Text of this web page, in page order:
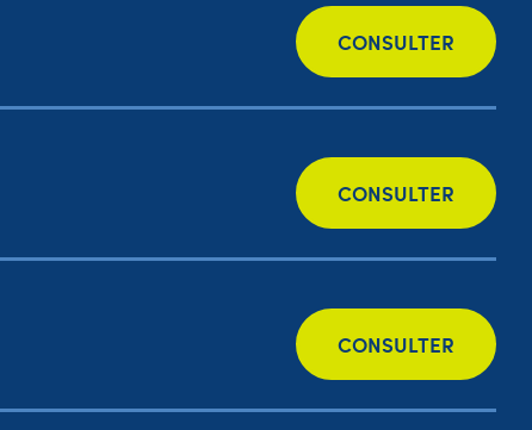
CONSULTER
CONSULTER
CONSULTER